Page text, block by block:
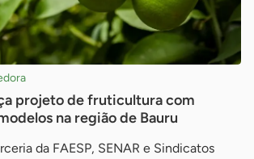
projeto de fruticultura com
na região de Bauru
da FAESP, SENAR e Sindicatos